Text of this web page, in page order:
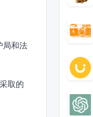
局和法
取的